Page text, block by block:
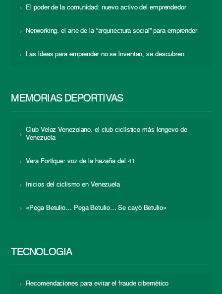
El poder de la comunidad: nuevo activo del emprendedor
Networking: el arte de la “arquitectura social” para emprender
Las ideas para emprender no se inventan, se descubren
MEMORIAS DEPORTIVAS
Club Veloz Venezolano: el club ciclístico más longevo de
Venezuela
Vera Fortique: voz de la hazaña del 41
Inicios del ciclismo en Venezuela
«Pega Betulio… Pega Betulio… Se cayó Betulio»
TECNOLOGÍA
Recomendaciones para evitar el fraude cibernético